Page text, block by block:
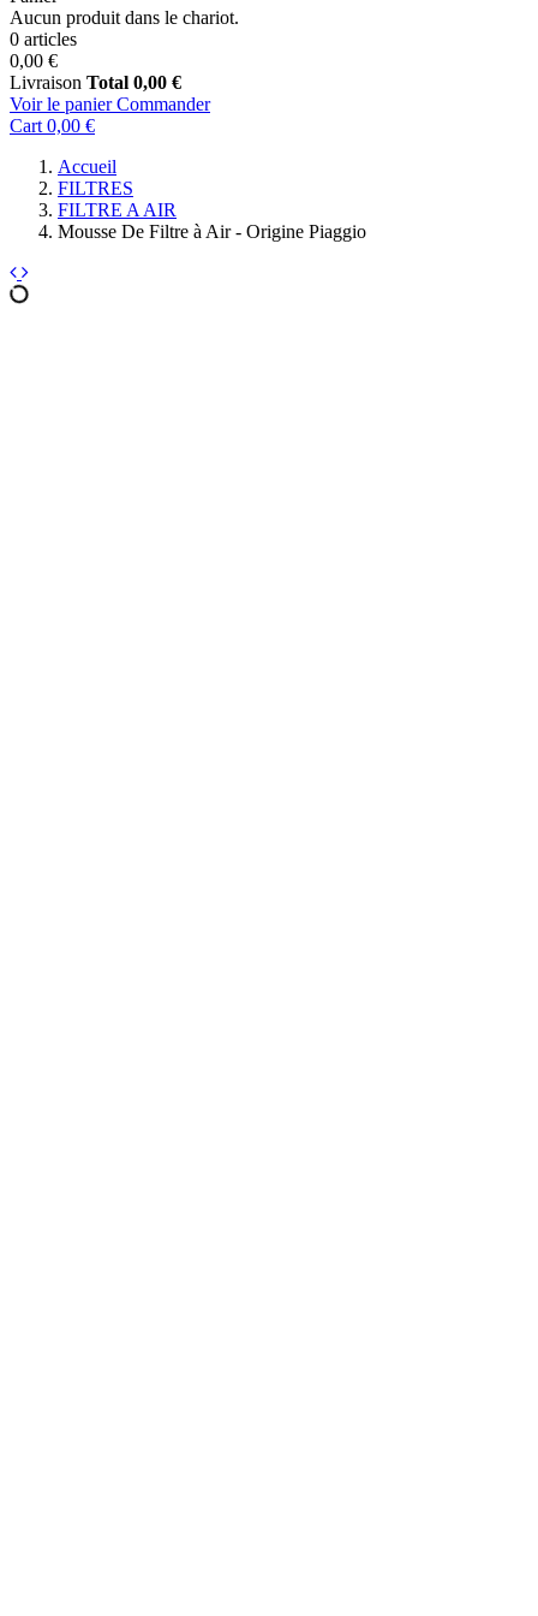
Aucun produit dans le chariot.
0 articles
0,00 €
Livraison Total 0,00 €
Voir le panier Commander
Cart 0,00 €
Accueil
FILTRES
FILTRE A AIR
Mousse De Filtre à Air - Origine Piaggio